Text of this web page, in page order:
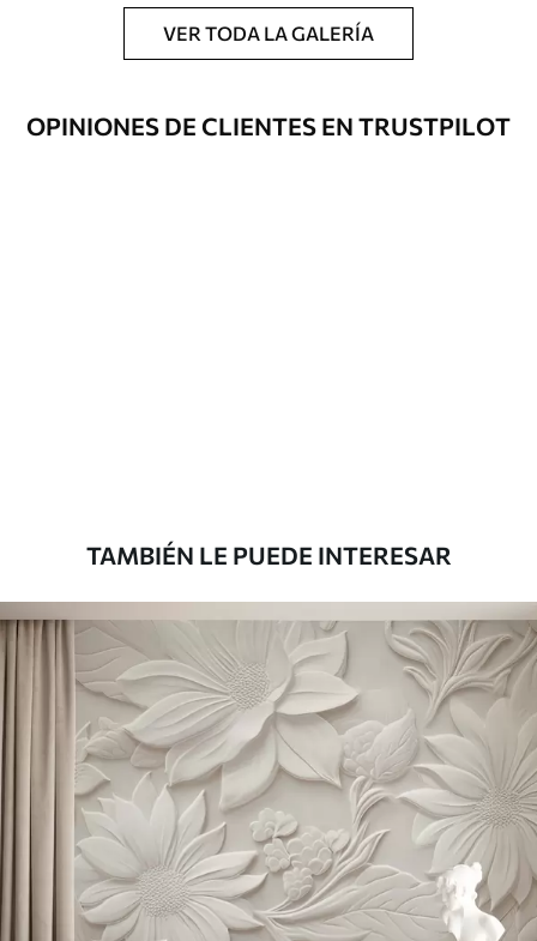
Vinilo Premium
VER TODA LA GALERÍA
OPINIONES DE CLIENTES EN TRUSTPILOT
TAMBIÉN LE PUEDE INTERESAR